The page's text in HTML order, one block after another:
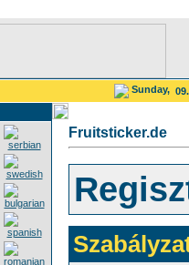
Sunday,
Fruitsticker.de